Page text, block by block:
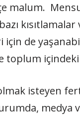
malum.
için de
toplum
isteyen
medya